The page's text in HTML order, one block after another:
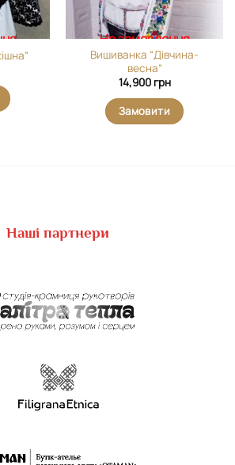
На замовлення
Вишиванка “Дівчина-
весна”
14,900 грн
Замовити
Наші партнери